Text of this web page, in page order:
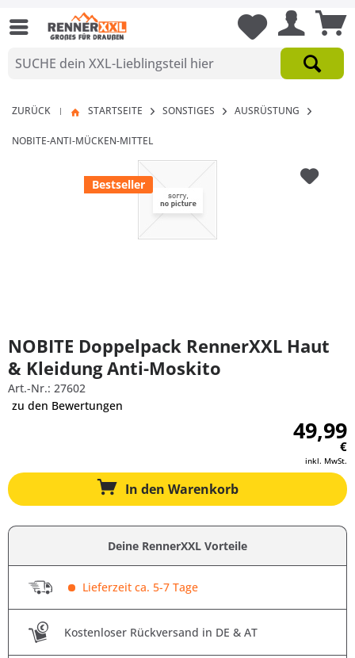
ZURÜCK | STARTSEITE SONSTIGES AUSRÜSTUNG
NOBITE-ANTI-MÜCKEN-MITTEL
Bestseller
NOBITE Doppelpack RennerXXL Haut
& Kleidung Anti-Moskito
Art.-Nr.: 27602
zu den Bewertungen
49,99
€
inkl. MwSt.
In den Warenkorb
Deine RennerXXL Vorteile
Lieferzeit ca. 5-7 Tage
Kostenloser Rückversand in DE & AT